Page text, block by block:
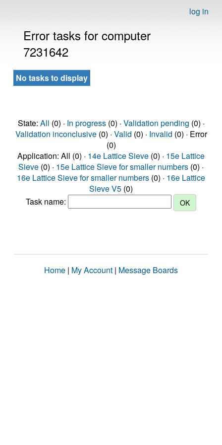
log in
Error tasks for computer
7231642
No tasks to display
State: All (0) · In progress(0) · Validation pending (0) ·
Validation inconclusive(0) · Valid (0) · Invalid (0) · Error
(0)
Application: All (0) · 14e Lattice Sieve (0) · 15e Lattice
Sieve (0) · 15e Lattice Sieve for smaller numbers (0) ·
16e Lattice Sieve for smaller numbers (0) · 16e Lattice
Sieve V5 (0)
Task name:
Home | My Account | Message Boards